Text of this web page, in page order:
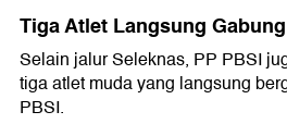
Tiga Atlet Langsung
Selain jalur Seleknas, PP PBSI
tiga atlet muda yang langsung
PBSI.